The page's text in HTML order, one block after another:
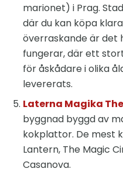
marionet) i Prag.
där du kan köpa
överraskande är det
fungerar, där ett
för åskådare i olika
levererats.
Laterna Magika
byggnad byggd av
kokplattor. De mest
Lantern, The Magic
Casanova.